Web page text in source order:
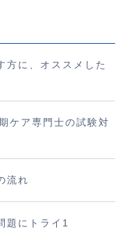
方に、オススメした
ケア専門士の試験対
流れ
題にトライ1